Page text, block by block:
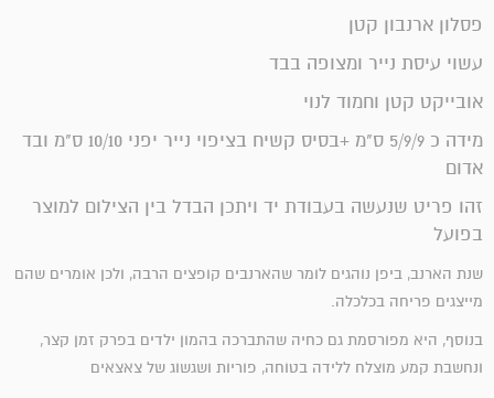
פסלון ארנבון קטן
עשוי עיסת נייר ומצופה בבד
אובייקט קטן וחמוד לנוי
מידה כ 5/9/9 ס"מ +בסיס קשיח בציפוי נייר יפני 10/10 ס"מ ובד
אדום
זהו פריט שנעשה בעבודת יד ויתכן הבדל בין הצילום למוצר
בפועל
שנת הארנב, ביפן נוהגים לומר שהארנבים קופצים הרבה, ולכן אומרים שהם
מייצגים פריחה בכלכלה.
בנוסף, היא מפורסמת גם כחיה שהתברכה בהמון ילדים בפרק זמן קצר,
ונחשבת קמע מוצלח ללידה בטוחה, פוריות ושגשוג של צאצאים